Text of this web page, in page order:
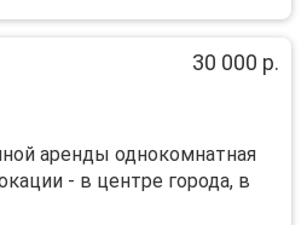
30 000 р.
аренды однокомнатная
- в центре города, в